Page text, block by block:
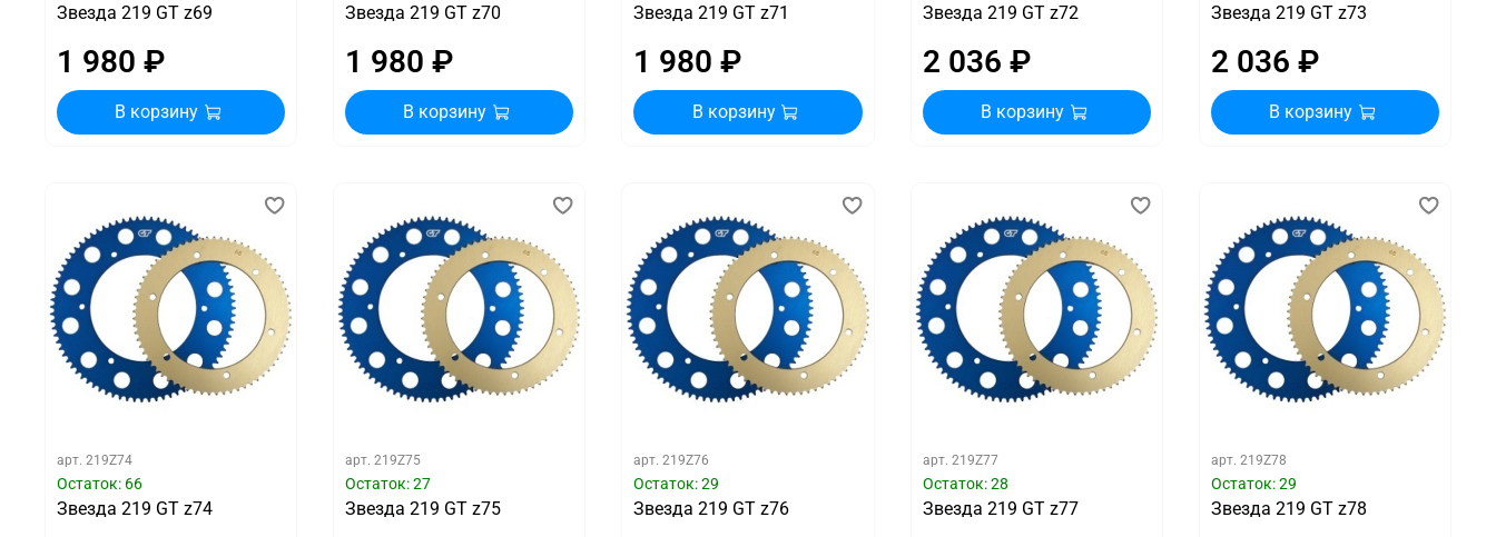
Звезда 219 GT z69
1 980 ₽
В корзину
Звезда 219 GT z70
1 980 ₽
В корзину
Звезда 219 GT z71
1 980 ₽
В корзину
Звезда 219 GT z72
2 036 ₽
В корзину
Звезда 219 GT z73
2 036 ₽
В корзину
арт. 219Z74
Остаток: 66
Звезда 219 GT z74
арт.219Z75
Остаток: 27
Звезда 219 GT z75
арт.219Z76
Остаток: 29
Звезда 219 GT z76
арт. 219Z77
Остаток: 28
Звезда 219 GT z77
арт. 219Z78
Остаток: 29
Звезда 219 GT z78